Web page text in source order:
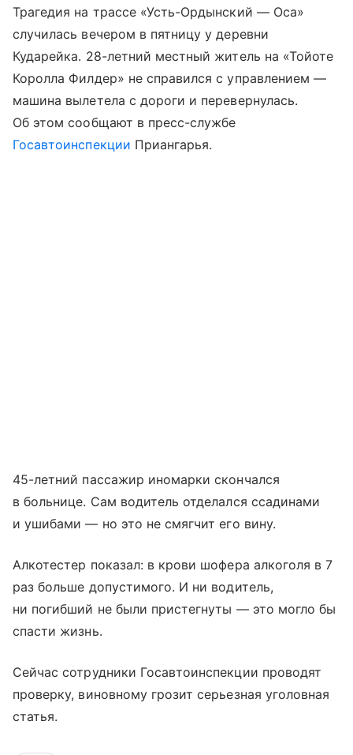
Трагедия на трассе «Усть-Ордынский — Оса»
случилась вечером в пятницу у деревни
Кударейка. 28-летний местный житель на «Тойоте
Королла Филдер» не справился с управлением —
машина вылетела с дороги и перевернулась.
Об этом сообщают в пресс-службе
Госавтоинспекции Приангарья.
45-летний пассажир иномарки скончался
в больнице. Сам водитель отделался ссадинами
и ушибами — но это не смягчит его вину.
Алкотестер показал: в крови шофера алкоголя в 7
раз больше допустимого. И ни водитель,
ни погибший не были пристегнуты — это могло бы
спасти жизнь.
Сейчас сотрудники Госавтоинспекции проводят
проверку, виновному грозит серьезная уголовная
статья.